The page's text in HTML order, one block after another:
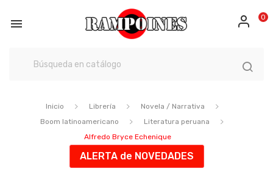
 0
Inicio Librería
Novela / Narrativa
Boom latinoamericano
Literatura peruana
Alfredo Bryce Echenique
ALERTA de NOVEDADES